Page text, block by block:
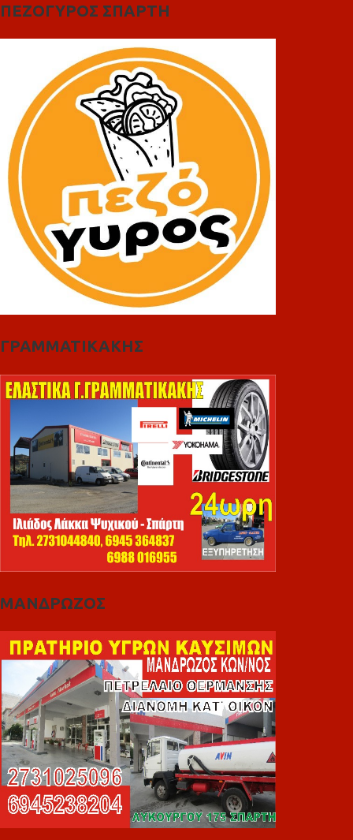
ΠΕΖΟΓΥΡΟΣ ΣΠΑΡΤΗ
ΓΡΑΜΜΑΤΙΚΑΚΗΣ
ΜΑΝΔΡΩΖΟΣ